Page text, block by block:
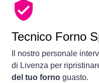
Tecnico Forno
Il nostro personale
di Livenza per
del tuo forno guasto.